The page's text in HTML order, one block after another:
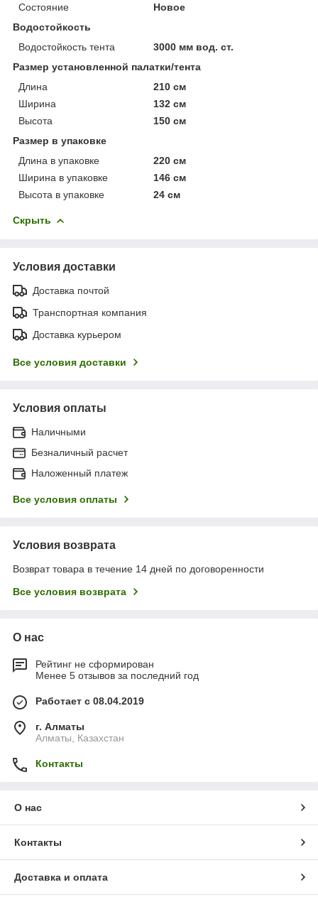
Состояние
Новое
Водостойкость
Водостойкость тента
3000 мм вод. ст.
Размер установленной палатки/тента
Длина
210 см
Ширина
132 см
Высота
150 см
Размер в упаковке
Длина в упаковке
220 см
Ширина в упаковке
146 см
Высота в упаковке
24 см
Скрыть
Условия доставки
Доставка почтой
Транспортная компания
Доставка курьером
Все условия доставки
Условия оплаты
Наличными
Безналичный расчет
Наложенный платеж
Все условия оплаты
Условия возврата
Возврат товара в течение 14 дней по договоренности
Все условия возврата
О нас
Рейтинг не сформирован
Менее 5 отзывов за последний год
Работает с 08.04.2019
г. Алматы
Алматы, Казахстан
Контакты
О нас
Контакты
Доставка и оплата